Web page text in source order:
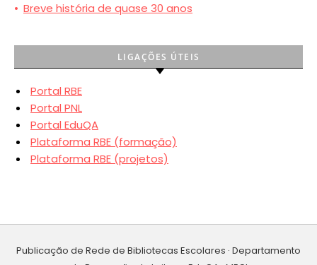
• Breve história de quase 30 anos
LIGAÇÕES ÚTEIS
Portal RBE
Portal PNL
Portal EduQA
Plataforma RBE (formação)
Plataforma RBE (projetos)
Publicação de Rede de Bibliotecas Escolares · Departamento